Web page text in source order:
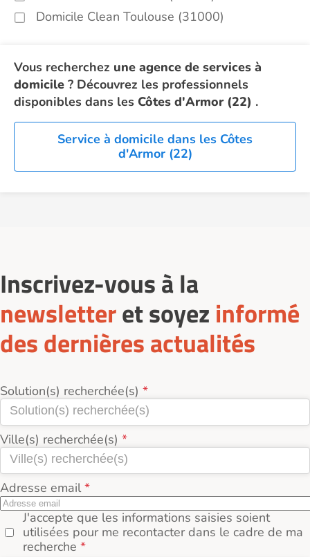
Domicile Clean Toulouse (31000)
Vous recherchez une agence de services à
domicile ? Découvrez les professionnels
disponibles dans les Côtes d'Armor (22) .
Service à domicile dans les Côtes
d'Armor (22)
Inscrivez-vous à la
newsletteret soyez informé
des dernières actualités
Solution(s) recherchée(s)
Ville(s) recherchée(s)
Adresse email
J'accepte que les informations saisies soient
utilisées pour me recontacter dans le cadre de ma
recherche